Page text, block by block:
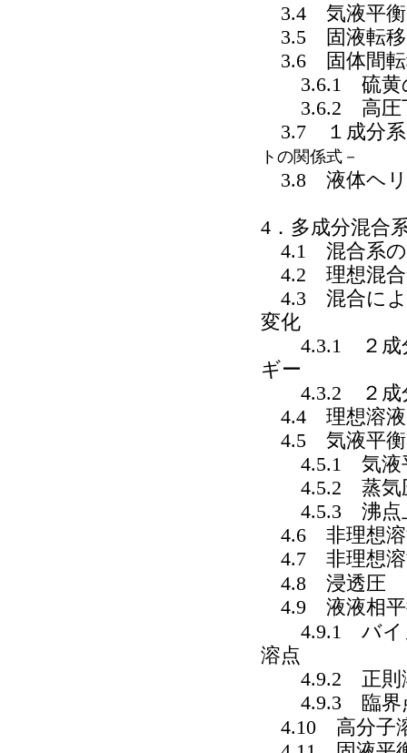
3.4 気液平衡
3.5 固液転移
3.6 固体間転
3.6.1 硫黄
3.6.2 高圧
3.7 １成分系
トの関係式－
3.8 液体ヘリ
4．多成分混合
4.1 混合系の
4.2 理想混合
4.3 混合によ
変化
4.3.1 ２成分
ギー
4.3.2 ２成
4.4 理想溶液
4.5 気液平衡
4.5.1 気液
4.5.2 蒸気圧
4.5.3 沸点
4.6 非理想溶
4.7 非理想
4.8 浸透圧
4.9 液液相
4.9.1 バイノ
溶点
4.9.2 正則
4.9.3 臨界
4.10 高分子